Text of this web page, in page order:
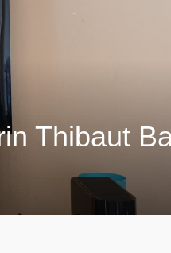
Thibaut